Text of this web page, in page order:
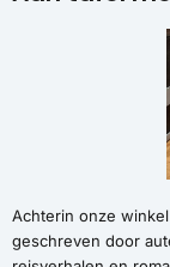
Achterin onze
geschreven door